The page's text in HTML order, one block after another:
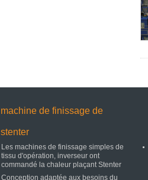
machine de finissage de
stenter
Les machines de finissage simples de
tissu d'opération, inverseur ont
commandé la chaleur plaçant Stenter
Conception adaptée aux besoins du